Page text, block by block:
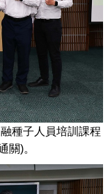
種子人員培訓課程
關)。